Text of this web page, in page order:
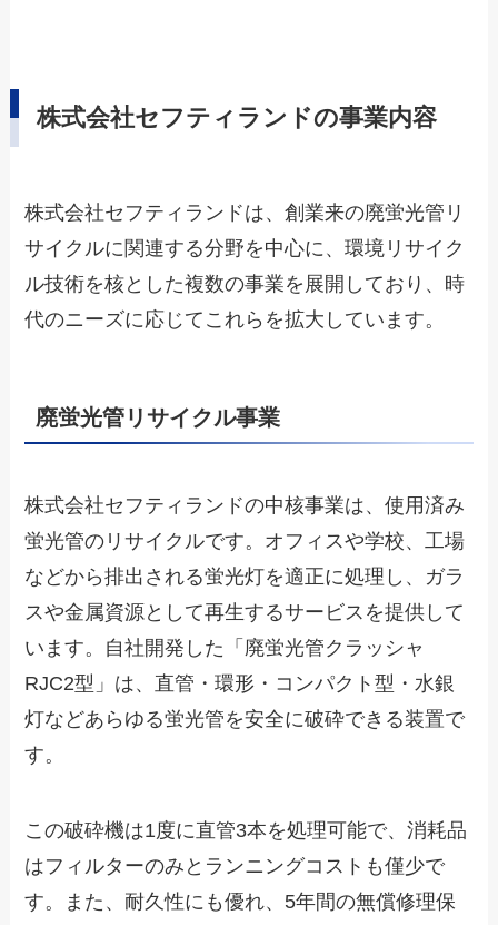
株式会社セフティランドの事業内容
株式会社セフティランドは、創業来の廃蛍光管リ
サイクルに関連する分野を中心に、環境リサイク
ル技術を核とした複数の事業を展開しており、時
代のニーズに応じてこれらを拡大しています。
廃蛍光管リサイクル事業
株式会社セフティランドの中核事業は、使用済み
蛍光管のリサイクルです。オフィスや学校、工場
などから排出される蛍光灯を適正に処理し、ガラ
スや金属資源として再生するサービスを提供して
います。自社開発した「廃蛍光管クラッシャ
RJC2型」は、直管・環形・コンパクト型・水銀
灯などあらゆる蛍光管を安全に破砕できる装置で
す。
この破砕機は1度に直管3本を処理可能で、消耗品
はフィルターのみとランニングコストも僅少で
す。また、耐久性にも優れ、5年間の無償修理保